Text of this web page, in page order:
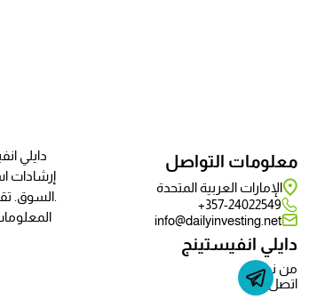
دايلي انفيستينج
من نحن
اتصل بنا
معلومات التواصل
الإمارات العربية المتحدة
357-24022549+
info@dailyinvesting.net
دايلي
إرشادات